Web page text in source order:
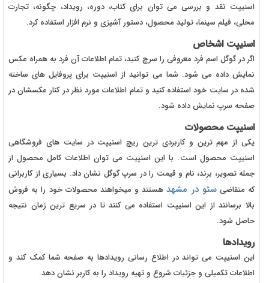
اسنیپت نقد و بررسی می توان برای کتاب، دوره، رویداد، چگونه، تجارت
محلی، فیلم سینما، تولید محصول، دستور آشپزی و نرم افزار استفاده کرد.
اسنیپت اشخاص
اگر در گوگل اسم فرد معروفی را سرچ کنید، تمام اطلاعات آن فرد به همراه عکس
نمایش داده می شود. شما می توانید از اسنیپت برای پروفایل های ساخته
شده در سایت خود استفاده کنید و تمام اطلاعات مورد نظر در کنار عکسشان در
صفحه سرپ نمایش داده شود.
اسنیپت محصولات
یکی از مهم ترین و کاربردی ترین ریچ اسنیپت در سایت های فروشگاهی
اسنیپت محصول است. با این اسنپیت می توان اطلاعات کامل محصول از
جمله تصویر، برند، نام و قیمت را در سرپ گوگل نشان داد. بسیاری از کاربرانی
که متقاضیسئو در مشهدهستند و میخواهند محصولات خود را به فروش
بالا برسانند از این اسنیپت استفاده می کنند تا در سریع ترین زمان نتیجه
حاصل شود.
رویدادها
این اسنیپت می تواند در اطلاع رسانی رویدادها به صفحه شما کمک کند و
اطلاعات تکمیلی و جزئیات شروع و تهیه رویداد را به کاربر نشان دهد.